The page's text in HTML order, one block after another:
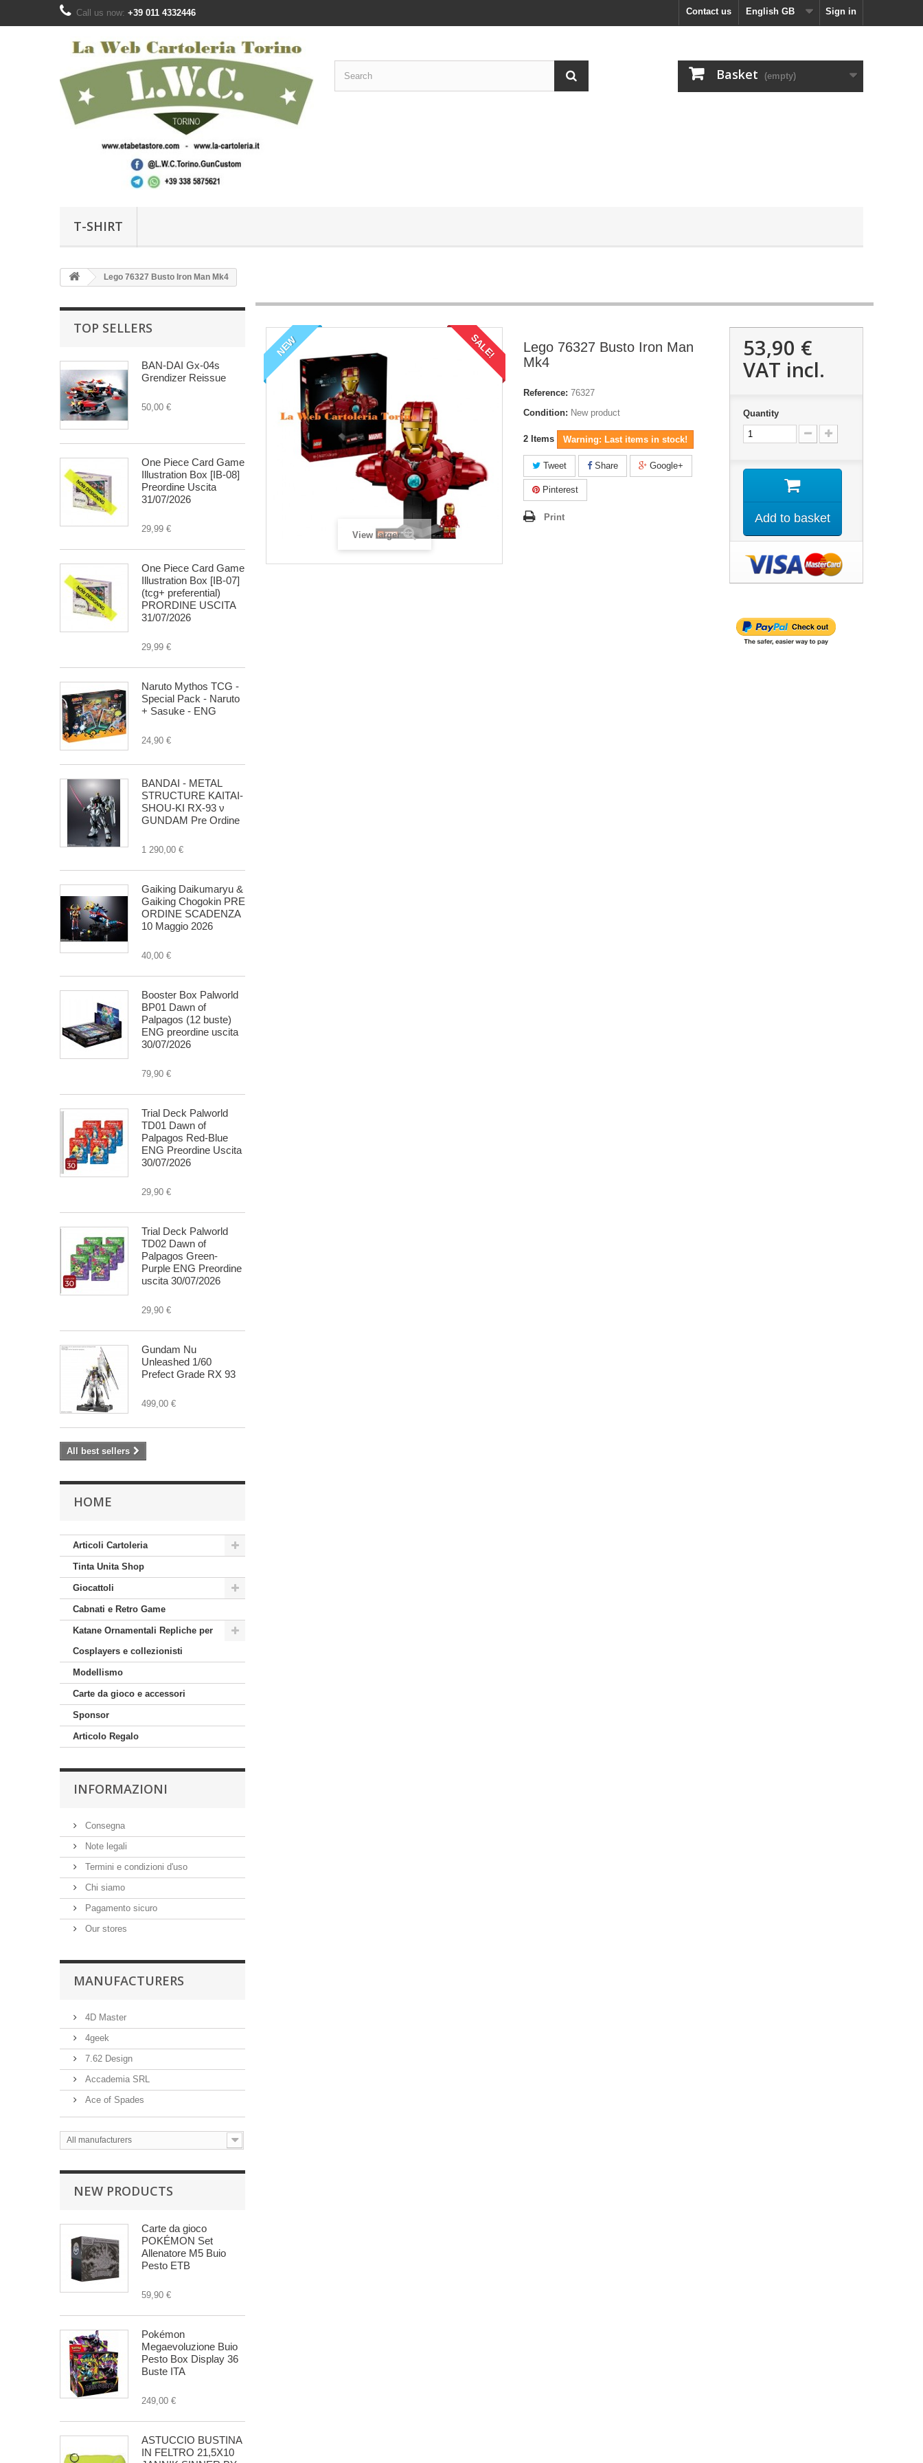
Sign in
English GB
Contact us
Call us now: +39 011 4332446‬
Basket (empty)
T-SHIRT
Lego 76327 Busto Iron Man Mk4
TOP SELLERS
BAN-DAI Gx-04s
Grendizer Reissue
50,00 €
One Piece Card Game
Illustration Box [IB-08]
Preordine Uscita
31/07/2026
29,99 €
One Piece Card Game
Illustration Box [IB-07]
(tcg+ preferential)
PRORDINE USCITA
31/07/2026
29,99 €
Naruto Mythos TCG -
Special Pack - Naruto
+ Sasuke - ENG
24,90 €
BANDAI - METAL
STRUCTURE KAITAI-
SHOU-KI RX-93 ν
GUNDAM Pre Ordine
1 290,00 €
Gaiking Daikumaryu &
Gaiking Chogokin PRE
ORDINE SCADENZA
10 Maggio 2026
40,00 €
Booster Box Palworld
BP01 Dawn of
Palpagos (12 buste)
ENG preordine uscita
30/07/2026
79,90 €
Trial Deck Palworld
TD01 Dawn of
Palpagos Red-Blue
ENG Preordine Uscita
30/07/2026
29,90 €
Trial Deck Palworld
TD02 Dawn of
Palpagos Green-
Purple ENG Preordine
uscita 30/07/2026
29,90 €
Gundam Nu
Unleashed 1/60
Prefect Grade RX 93
499,00 €
All best sellers
HOME
Articoli Cartoleria
Tinta Unita Shop
Giocattoli
Cabnati e Retro Game
Katane Ornamentali Repliche per
Cosplayers e collezionisti
Modellismo
Carte da gioco e accessori
Sponsor
Articolo Regalo
INFORMAZIONI
Consegna
Note legali
Termini e condizioni d'uso
Chi siamo
Pagamento sicuro
Our stores
MANUFACTURERS
4D Master
4geek
7.62 Design
Accademia SRL
Ace of Spades
All manufacturers
NEW PRODUCTS
Carte da gioco
POKÉMON Set
Allenatore M5 Buio
Pesto ETB
59,90 €
Pokémon
Megaevoluzione Buio
Pesto Box Display 36
Buste ITA
249,00 €
ASTUCCIO BUSTINA
IN FELTRO 21,5X10
NEW SALE!
View larger
Lego 76327 Busto Iron Man
Mk4
Reference: 76327
Condition: New product
2 Items Warning: Last items in stock!
Tweet Share Google+
Pinterest
Print
53,90 €
VAT incl.
Quantity
Add to basket